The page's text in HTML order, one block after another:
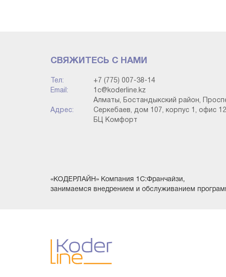
СВЯЖИТЕСЬ С НАМИ
Тел:
+7 (775) 007-38-14
Email:
1c@koderline.kz
Адрес:
Алматы, Бостандыкский район,
Серкебаев, дом 107, корпус 1, офис
БЦ Комфорт
«КОДЕРЛАЙН» Компания 1С:Франчайзи,
занимаемся внедрением и обслуживанием